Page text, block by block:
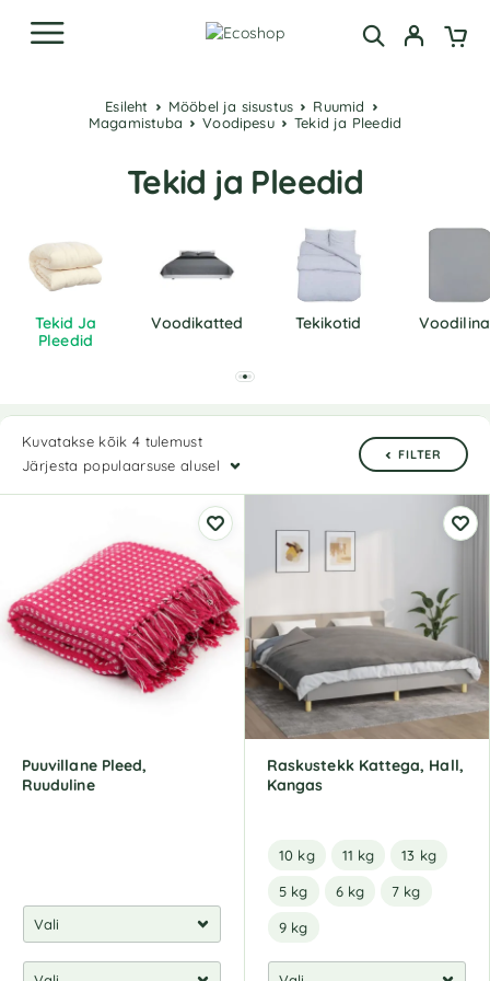
Esileht Mööbel ja sisustus
Ruumid
Magamistuba
Voodipesu Tekid ja Pleedid
Tekid ja Pleedid
Tekid Ja
Pleedid
Voodikatted Tekikotid
Kuvatakse kõik 4 tulemust
Järjesta populaarsuse alusel
FILTER
Puuvillane Pleed,
Ruuduline
Raskustekk Kattega, Hall,
Kangas
10 kg 11 kg 13 kg
5 kg 6 kg 7 kg
9 kg